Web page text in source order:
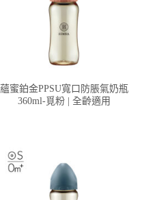
蘊蜜鉑金PPSU寬口防脹氣奶瓶
360ml-覓粉 | 全齡適用